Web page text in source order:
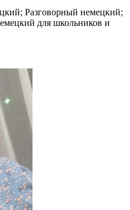
Разговорный немецкий;
для школьников и